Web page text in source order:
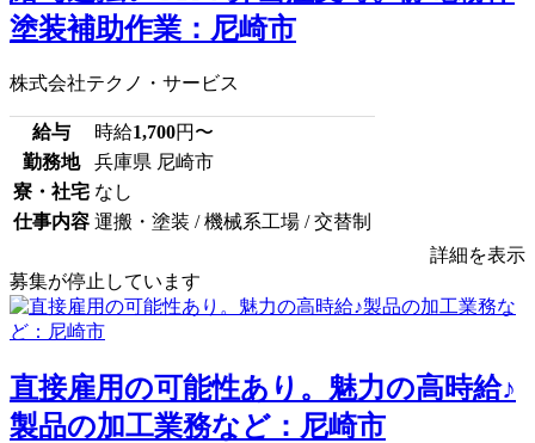
塗装補助作業：尼崎市
株式会社テクノ・サービス
給与 時給1,700円〜
勤務地
兵庫県 尼崎市
寮・社宅 なし
仕事内容 運搬・塗装 / 機械系工場 / 交替制
詳細を表示
募集が停止しています
直接雇用の可能性あり。魅力の高時給♪
製品の加工業務など：尼崎市